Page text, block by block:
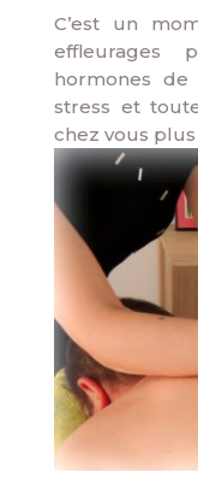
C’est un
effleurages
hormones
stress et
chez vous